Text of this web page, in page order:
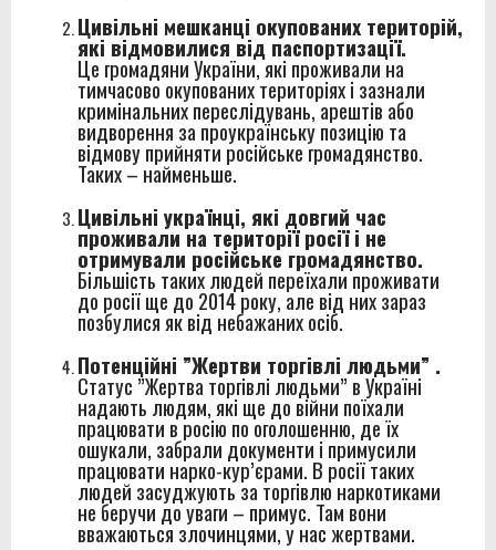
Цивільні мешканці окупованих територій,
які відмовилися від паспортизації.
Це громадяни України, які проживали на
тимчасово окупованих територіях і зазнали
кримінальних переслідувань, арештів або
видворення за проукраїнську позицію та
відмову прийняти російське громадянство.
Таких – найменьше.
Цивільні українці, які довгий час
проживали на території росії і не
отримували російське громадянство.
Більшість таких людей переїхали проживати
до росії ще до 2014 року, але від них зараз
позбулися як від небажаних осіб.
Потенційні ”Жертви торгівлі людьми” .
Статус ”Жертва торгівлі людьми” в Україні
надають людям, які ще до війни поїхали
працювати в росію по оголошенню, де їх
ошукали, забрали документи і примусили
працювати нарко-кур’єрами. В росії таких
людей засуджують за торгівлю наркотиками
не беручи до уваги – примус. Там вони
вважаються злочинцями, у нас жертвами.